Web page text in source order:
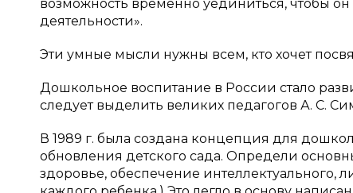
возможность временно уединиться, чтобы
деятельности».
Эти умные мысли нужны всем, кто хочет
Дошкольное воспитание в России стало
следует выделить великих педагогов А. С.
В 1989 г. была создана концепция для
обновления детского сада. Определи
здоровье, обеспечение интеллектуального,